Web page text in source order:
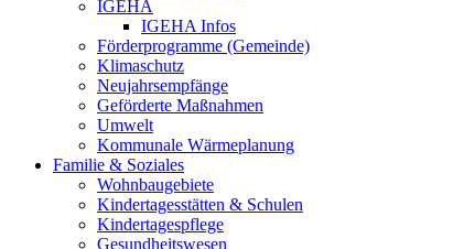
IGEHA
IGEHA Infos
Förderprogramme (Gemeinde)
Klimaschutz
Neujahrsempfänge
Geförderte Maßnahmen
Umwelt
Kommunale Wärmeplanung
Familie & Soziales
Wohnbaugebiete
Kindertagesstätten & Schulen
Kindertagespflege
Gesundheitswesen